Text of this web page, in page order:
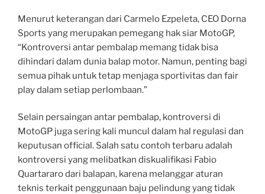
Menurut keterangan dari Carmelo Ezpeleta, CEO Dorna
Sports yang merupakan pemegang hak siar MotoGP,
“Kontroversi antar pembalap memang tidak bisa
dihindari dalam dunia balap motor. Namun, penting bagi
semua pihak untuk tetap menjaga sportivitas dan fair
play dalam setiap perlombaan.”
Selain persaingan antar pembalap, kontroversi di
MotoGP juga sering kali muncul dalam hal regulasi dan
keputusan official. Salah satu contoh terbaru adalah
kontroversi yang melibatkan diskualifikasi Fabio
Quartararo dari balapan, karena melanggar aturan
teknis terkait penggunaan baju pelindung yang tidak